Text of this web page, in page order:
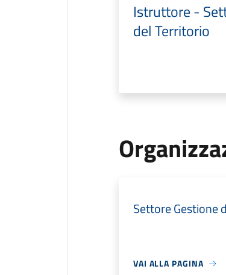
Istruttore -
del Territorio
Settore Gestione
VAI ALLA PAGINA